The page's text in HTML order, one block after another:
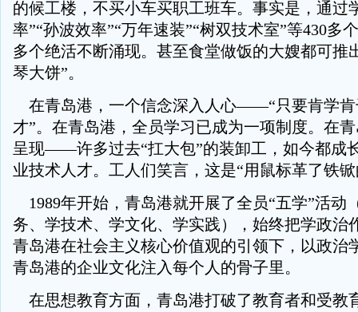
的候工楼，不买小车买职工班车。事实是，通过
率”“孙波效率”“万年速装”“树双技术室”等430多
多个绝活不断涌现。甚至食堂做饭的大嫂都可推
琴大饼”。
在青岛港，一个信念深入人心——“只要肯学肯
才”。在青岛港，全员学习已成为一项制度。在
呈现——许多过去“扛大包”的装卸工，如今都成
业技术人才。工人们笑言，这是“用鼠标革了铁
1989年开始，青岛港就开展了全员“五学”活动
务、学技术、学文化、学实践），始终把学政治
青岛港在社会主义核心价值观的引领下，以政治
青岛港的企业文化注入每个人的骨子里。
在思想教育方面，青岛港打破了教育者和受教